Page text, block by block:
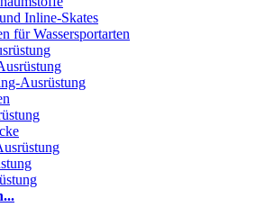
Inline-Skates
für Wassersportarten
Ausrüstung